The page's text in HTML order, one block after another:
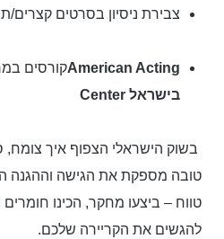
צבירת ניסיון בסרטים קצרים/
קורסיםAmerican Acting
Center בישראל
בשוק הישראלי הצפוף איך צומח,
טובה מספקת את הגישה וההגנה
טווח – ביצעו מחקר, הכינו חומרים
להגשים את הקריירה שלכם.